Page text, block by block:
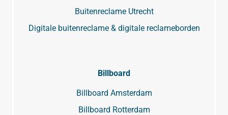
Buitenreclame Utrecht
Digitale buitenreclame & digitale reclameborden
Billboard
Billboard Amsterdam
Billboard Rotterdam